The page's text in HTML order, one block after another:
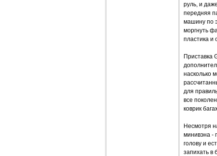
руль, и
передняя
машину по
моргнуть
пластика и
Приставка
насколько
для
все
коврик
Несмотря
минивэна -
голову и
запихать в